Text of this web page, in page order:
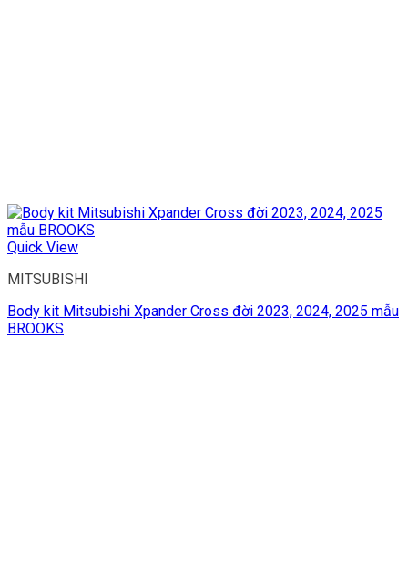
Quick View
MITSUBISHI
Body kit Mitsubishi Xpander Cross đời 2023, 2024, 2025 mẫu
BROOKS